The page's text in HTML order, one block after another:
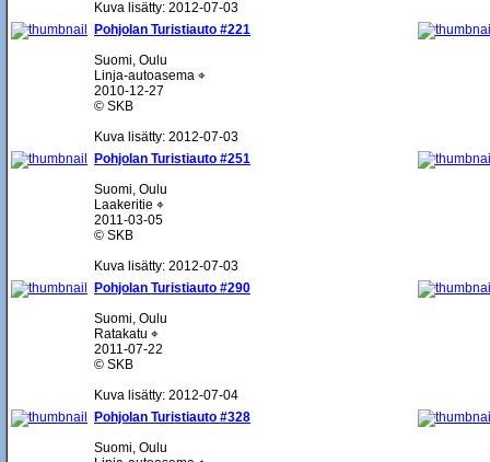
Kuva lisätty: 2012-07-03
Pohjolan Turistiauto #221
Suomi, Oulu
Linja-autoasema ⌖
2010-12-27
© SKB
Kuva lisätty: 2012-07-03
Pohjolan Turistiauto #251
Suomi, Oulu
Laakeritie ⌖
2011-03-05
© SKB
Kuva lisätty: 2012-07-03
Pohjolan Turistiauto #290
Suomi, Oulu
Ratakatu ⌖
2011-07-22
© SKB
Kuva lisätty: 2012-07-04
Pohjolan Turistiauto #328
Suomi, Oulu